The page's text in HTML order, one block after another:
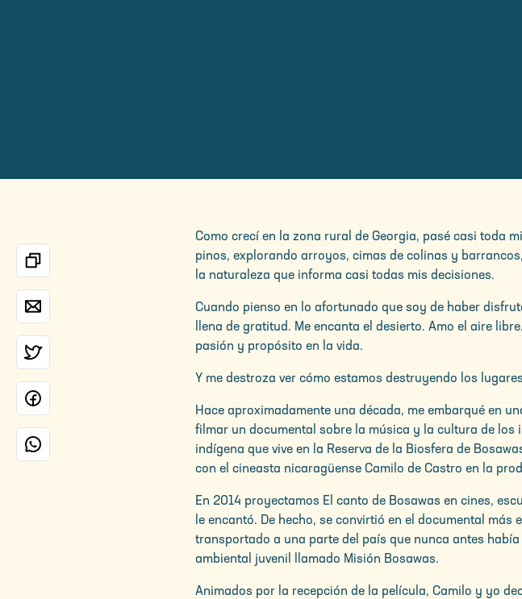
Como crecí en la zona rural de Georgia, pasé casi toda
pinos, explorando arroyos, cimas de colinas y
la naturaleza que informa casi todas mis decisiones.
Cuando pienso en lo afortunado que soy de haber
llena de gratitud. Me encanta el desierto. Amo el aire
pasión y propósito en la vida.
Y me destroza ver cómo estamos destruyendo los
Hace aproximadamente una década, me embarqué en
filmar un documental sobre la música y la cultura de
indígena que vive en la Reserva de la Biosfera de
con el cineasta nicaragüense Camilo de Castro en la
En 2014 proyectamos El canto de Bosawas en cines,
le encantó. De hecho, se convirtió en el documental
transportado a una parte del país que nunca antes
ambiental juvenil llamado Misión Bosawas.
Animados por la recepción de la película, Camilo y yo